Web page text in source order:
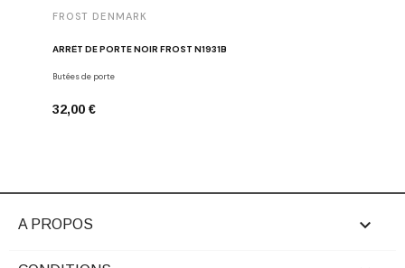
FROST DENMARK
ARRÊT DE PORTE NOIR FROST N1931B
Butées de porte
32,00 €
A PROPOS 